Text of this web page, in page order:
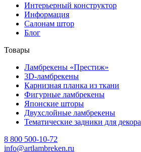
Интерьерный конструктор
Информация
Салонам штор
Блог
Товары
Ламбрекены «Престиж»
3D-ламбрекены
Карнизная планка из ткани
Фигурные ламбрекены
Японские шторы
Двухслойные ламбрекены
Тематические задники для декора
8 800 500-10-72
info@artlambreken.ru